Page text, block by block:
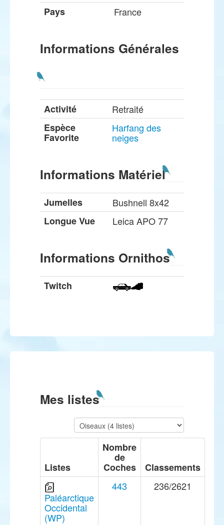
Pays
France
Informations Générales
Activité
Retraité
Espèce
Favorite
Harfang des
neiges
Informations Matériel
Jumelles
Bushnell 8x42
Longue Vue
Leica APO 77
Informations Ornithos
Twitch
Mes listes
Listes
Nombre
de
Coches Classements
Paléarctique
Occidental
(WP)
443 236/2621